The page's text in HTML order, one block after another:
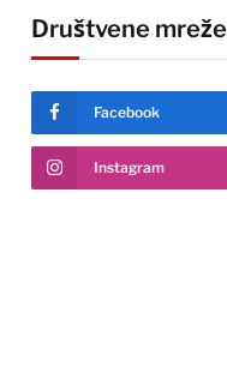
Društvene mreže
Facebook
Instagram